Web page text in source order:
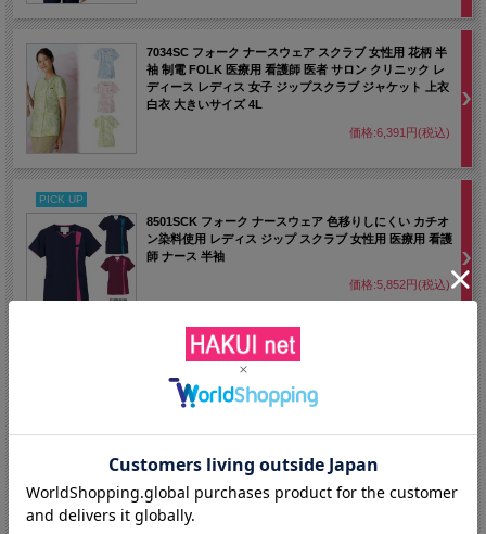
7034SC フォーク ナースウェア スクラブ 女性用 花柄 半
袖 制電 FOLK 医療用 看護師 医者 サロン クリニック レ
ディース レディス 女子 ジップスクラブ ジャケット 上衣
白衣 大きいサイズ 4L
価格:6,391円(税込)
PICK UP
8501SCK フォーク ナースウェア 色移りしにくい カチオ
ン染料使用 レディス ジップ スクラブ 女性用 医療用 看護
師 ナース 半袖
価格:5,852円(税込)
7068SC フォーク ナースウェア レディス ジップ スクラブ
女性用 医療用 看護師 ナース サックス ネイビー ピンク
7069SC フォーク ナースウェア レディス ジップ スクラブ